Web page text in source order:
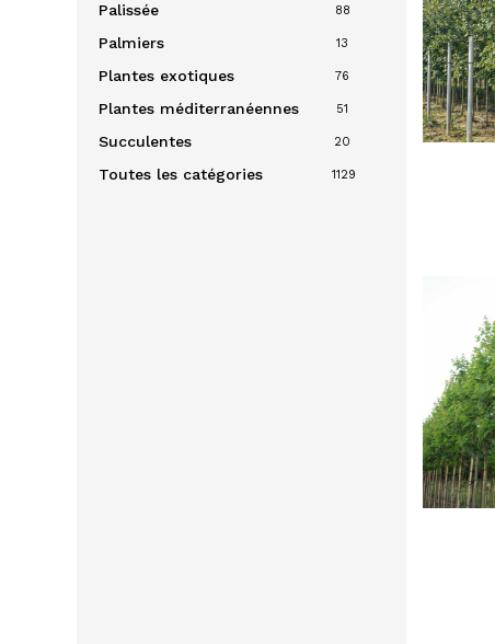
Palissée 88
Palmiers 13
Plantes exotiques 76
Plantes méditerranéennes 51
Succulentes 20
Toutes les catégories 1129